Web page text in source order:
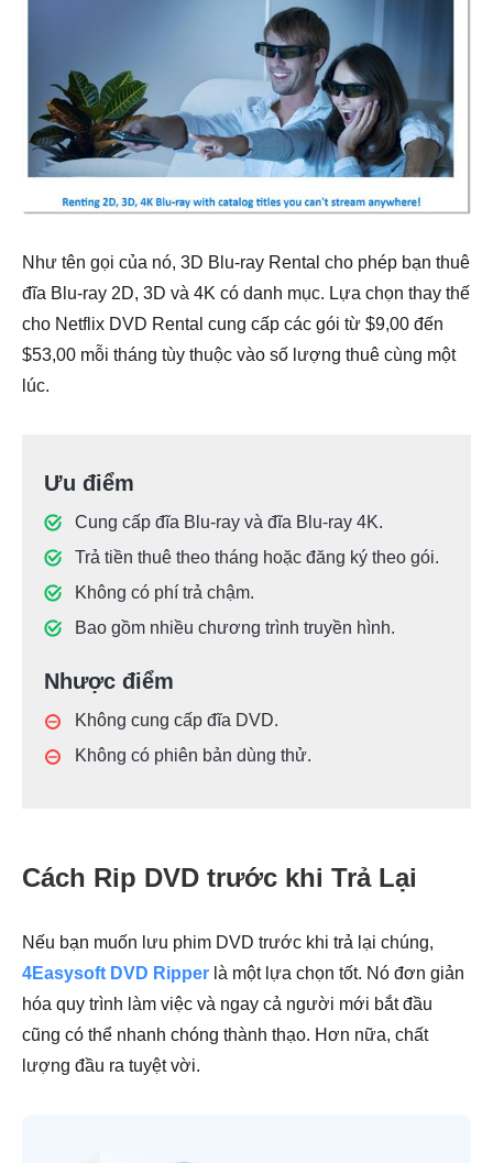
Như tên gọi của nó, 3D Blu-ray Rental cho phép bạn thuê
đĩa Blu-ray 2D, 3D và 4K có danh mục. Lựa chọn thay thế
cho Netflix DVD Rental cung cấp các gói từ $9,00 đến
$53,00 mỗi tháng tùy thuộc vào số lượng thuê cùng một
lúc.
Ưu điểm
Cung cấp đĩa Blu-ray và đĩa Blu-ray 4K.
Trả tiền thuê theo tháng hoặc đăng ký theo gói.
Không có phí trả chậm.
Bao gồm nhiều chương trình truyền hình.
Nhược điểm
Không cung cấp đĩa DVD.
Không có phiên bản dùng thử.
Cách Rip DVD trước khi Trả Lại
Nếu bạn muốn lưu phim DVD trước khi trả lại chúng,
4Easysoft DVD Ripper là một lựa chọn tốt. Nó đơn giản
hóa quy trình làm việc và ngay cả người mới bắt đầu
cũng có thể nhanh chóng thành thạo. Hơn nữa, chất
lượng đầu ra tuyệt vời.